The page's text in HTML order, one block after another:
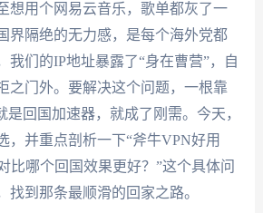
想用个网易云音乐，歌单都灰了一
界隔绝的无力感，是每个海外党都
我们的IP地址暴露了“身在曹营”，自
之门外。要解决这个问题，一根靠
回国加速器，就成了刚需。今天，
，并重点剖析一下“斧牛VPN好用
比哪个回国效果更好？”这个具体问
找到那条最顺滑的回家之路。